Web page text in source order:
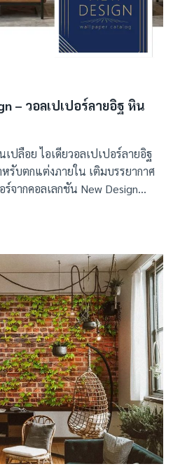
– วอลเปเปอร์ลายอิฐ หิน
ปลือย ไอเดียวอลเปเปอร์ลายอิฐ
บตกแต่งภายใน เติมบรรยากาศ
จากคอลเลกชัน New Design…